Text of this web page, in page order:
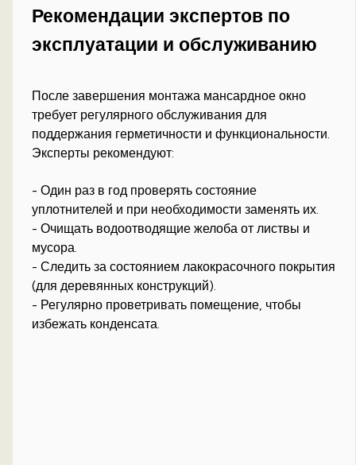
Рекомендации экспертов по
эксплуатации и обслуживанию
После завершения монтажа мансардное окно
требует регулярного обслуживания для
поддержания герметичности и функциональности.
Эксперты рекомендуют:
- Один раз в год проверять состояние
уплотнителей и при необходимости заменять их.
- Очищать водоотводящие желоба от листвы и
мусора.
- Следить за состоянием лакокрасочного покрытия
(для деревянных конструкций).
- Регулярно проветривать помещение, чтобы
избежать конденсата.